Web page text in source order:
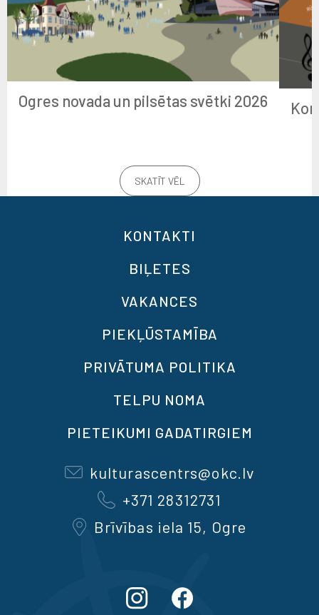
Ogres novada un pilsētas svētki 2026
SKATĪT VĒL
KONTAKTI
BIĻETES
VAKANCES
PIEKĻŪSTAMĪBA
PRIVĀTUMA POLITIKA
TELPU NOMA
PIETEIKUMI GADATIRGIEM
kulturascentrs@okc.lv
+371 28312731
Brīvības iela 15, Ogre